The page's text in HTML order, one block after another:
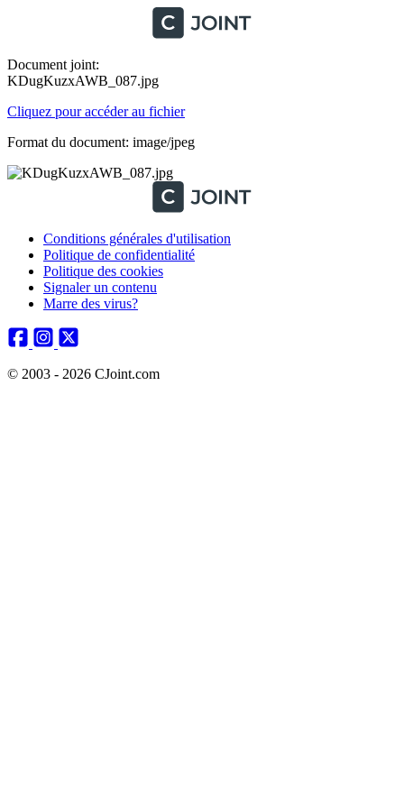
Document joint:
KDugKuzxAWB_087.jpg
Cliquez pour accéder au fichier
Format du document: image/jpeg
Conditions générales d'utilisation
Politique de confidentialité
Politique des cookies
Signaler un contenu
Marre des virus?
© 2003 - 2026 CJoint.com